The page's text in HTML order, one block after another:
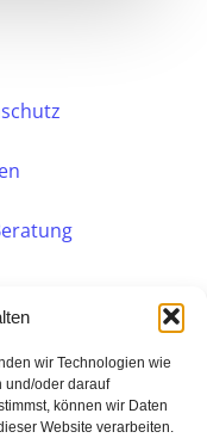
wir Technologien wie
und/oder darauf
können wir Daten
Website verarbeiten.